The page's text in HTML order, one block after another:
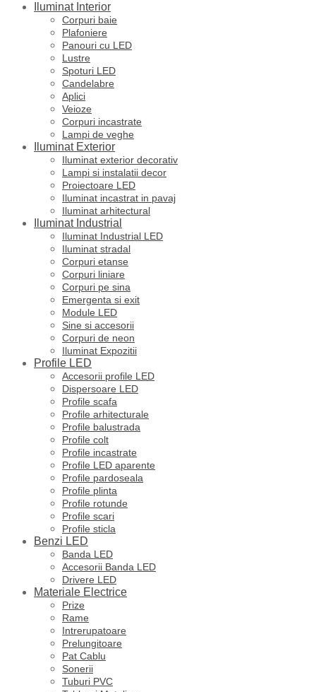
Iluminat Interior
Corpuri baie
Plafoniere
Panouri cu LED
Lustre
Spoturi LED
Candelabre
Aplici
Veioze
Corpuri incastrate
Lampi de veghe
Iluminat Exterior
Iluminat exterior decorativ
Lampi si instalatii decor
Proiectoare LED
Iluminat incastrat in pavaj
Iluminat arhitectural
Iluminat Industrial
Iluminat Industrial LED
Iluminat stradal
Corpuri etanse
Corpuri liniare
Corpuri pe sina
Emergenta si exit
Module LED
Sine si accesorii
Corpuri de neon
Iluminat Expozitii
Profile LED
Accesorii profile LED
Dispersoare LED
Profile scafa
Profile arhitecturale
Profile balustrada
Profile colt
Profile incastrate
Profile LED aparente
Profile pardoseala
Profile plinta
Profile rotunde
Profile scari
Profile sticla
Benzi LED
Banda LED
Accesorii Banda LED
Drivere LED
Materiale Electrice
Prize
Rame
Intrerupatoare
Prelungitoare
Pat Cablu
Sonerii
Tuburi PVC